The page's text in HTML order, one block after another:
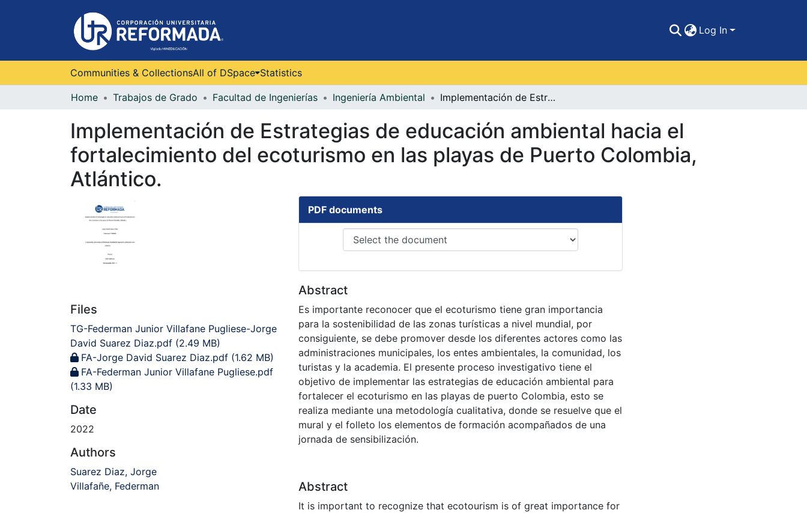
Log In
Communities & CollectionsAll of DSpace Statistics
Home Trabajos de Grado Facultad de Ingenierías Ingeniería Ambiental Implementación de Estrategias de educación ambiental hacia el fortalecimiento del ecoturismo en las playas de Puerto Colombia, Atlántico.
Implementación de Estrategias de educación ambiental hacia el
fortalecimiento del ecoturismo en las playas de Puerto Colombia,
Atlántico.
Files
TG-Federman Junior Villafane Pugliese-Jorge
David Suarez Diaz.pdf (2.49 MB)
FA-Jorge David Suarez Diaz.pdf (1.62 MB)
FA-Federman Junior Villafane Pugliese.pdf
(1.33 MB)
Date
2022
Authors
Suarez Diaz, Jorge
Villafañe, Federman
PDF documents
Abstract
Es importante reconocer que el ecoturismo tiene gran importancia
para la sostenibilidad de las zonas turísticas a nivel mundial, por
consiguiente, se debe promover desde los diferentes actores como las
administraciones municipales, los entes ambientales, la comunidad, los
turistas y la academia. El presente proceso investigativo tiene el
objetivo de implementar las estrategias de educación ambiental para
fortalecer el ecoturismo en las playas de puerto Colombia, esto se
realiza mediante una metodología cualitativa, donde se resuelve que el
mural y el folleto los elementos de formación acompañados de una
jornada de sensibilización.
Abstract
It is important to recognize that ecotourism is of great importance for